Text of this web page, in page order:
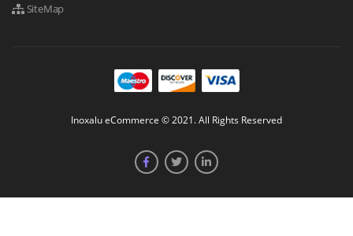
SiteMap
Inoxalu eCommerce © 2021. All Rights Reserved